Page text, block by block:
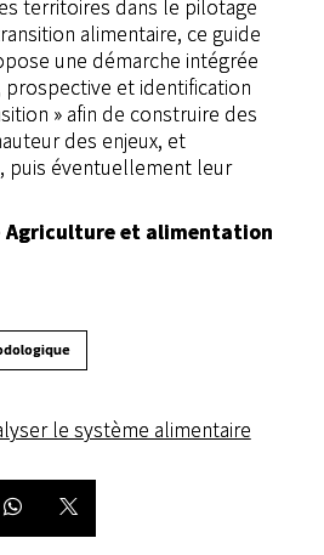
territoires dans le pilotage
alimentaire, ce guide
une démarche intégrée
et identification
» afin de construire des
des enjeux, et
puis éventuellement leur
Agriculture et alimentation
le système alimentaire